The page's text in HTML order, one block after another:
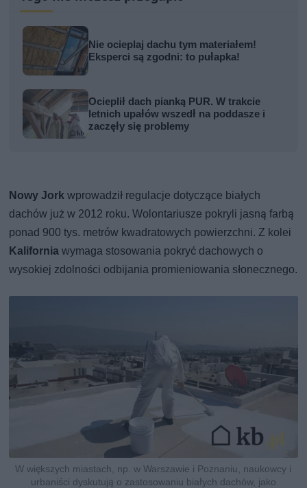
Nie ocieplaj dachu tym materiałem!
Eksperci są zgodni: to pułapka!
Ocieplił dach pianką PUR. W trakcie
letnich upałów wszedł na poddasze i
zaczęły się problemy
Nowy Jork wprowadził regulacje dotyczące białych
dachów już w 2012 roku. Wolontariusze pokryli jasną farbą
ponad 900 tys. metrów kwadratowych powierzchni. Z kolei
Kalifornia wymaga stosowania pokryć dachowych o
wysokiej zdolności odbijania promieniowania słonecznego.
W większych miastach, np. w Warszawie i Poznaniu, naukowcy i
urbaniści dyskutują o zastosowaniu białych dachów, jako